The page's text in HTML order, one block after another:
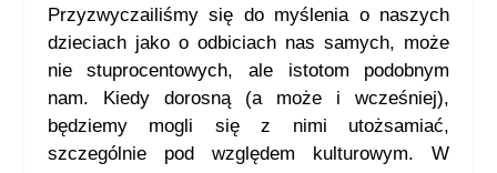
Przyzwyczailiśmy się do myślenia o naszych
dzieciach jako o odbiciach nas samych, może
nie stuprocentowych, ale istotom podobnym
nam. Kiedy dorosną (a może i wcześniej),
będziemy mogli się z nimi utożsamiać,
szczególnie pod względem kulturowym. W